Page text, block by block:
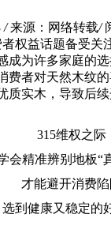
/ 来源：网络转载/
权益话题备受关
成为许多家庭的
费者对天然木纹的
质实木，导致后
315维权之际
会精准辨别地板“
才能避开消费陷
选到健康又稳定的